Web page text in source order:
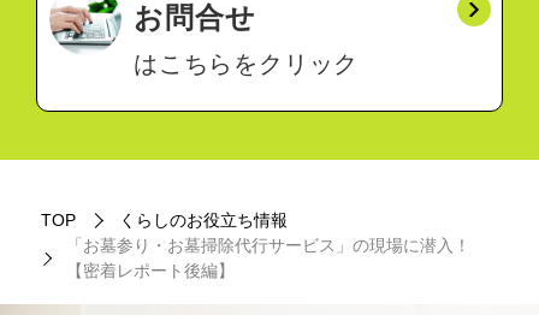
お問合せ
はこちらをクリック
TOP
くらしのお役立ち情報
「お墓参り・お墓掃除代行サービス」の現場に潜入！
【密着レポート後編】